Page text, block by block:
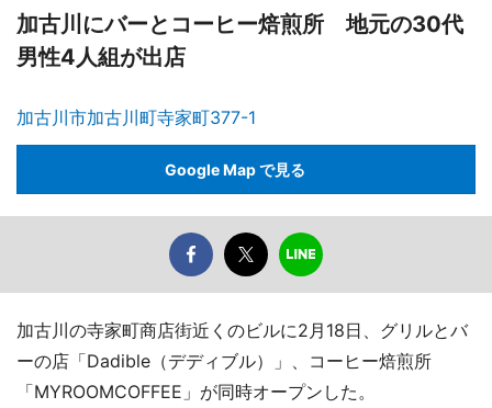
加古川にバーとコーヒー焙煎所 地元の30代
男性4人組が出店
加古川市加古川町寺家町377-1
Google Map で見る
加古川の寺家町商店街近くのビルに2月18日、グリルとバ
ーの店「Dadible（デディブル）」、コーヒー焙煎所
「MYROOMCOFFEE」が同時オープンした。